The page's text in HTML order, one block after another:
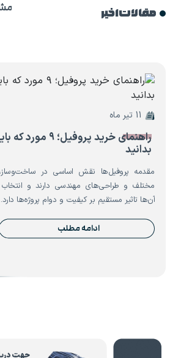
مقالات اخیر
راهنمای خرید پروفیل؛ ۹ مورد
بدانید
مقدمه پروفیل‌ها نقش اساسی در
مختلف و طراحی‌های مهندسی دارند و
آن‌ها تاثیر مستقیم بر کیفیت و دوام پروژه‌ها
ادامه مطلب
جهت